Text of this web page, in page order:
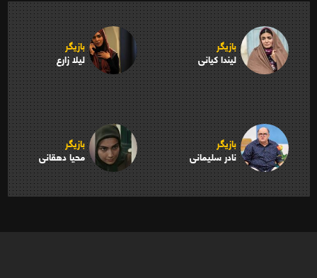
بازیگر
لیندا کیانی
بازیگر
لیلا زارع
بازیگر
نادر سلیمانی
بازیگر
محیا دهقانی